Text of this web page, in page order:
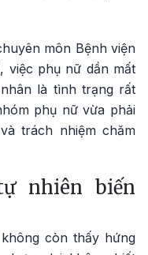
môn Bệnh viện
việc phụ nữ dần mất
là tình trạng rất
phụ nữ vừa phải
trách nhiệm chăm
nhiên biến
còn thấy hứng